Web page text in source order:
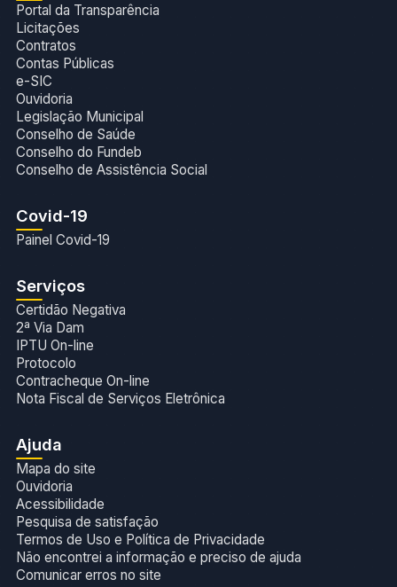
Portal da Transparência
Licitações
Contratos
Contas Públicas
e-SIC
Ouvidoria
Legislação Municipal
Conselho de Saúde
Conselho do Fundeb
Conselho de Assistência Social
Covid-19
Painel Covid-19
Serviços
Certidão Negativa
2ª Via Dam
IPTU On-line
Protocolo
Contracheque On-line
Nota Fiscal de Serviços Eletrônica
Ajuda
Mapa do site
Ouvidoria
Acessibilidade
Pesquisa de satisfação
Termos de Uso e Política de Privacidade
Não encontrei a informação e preciso de ajuda
Comunicar erros no site